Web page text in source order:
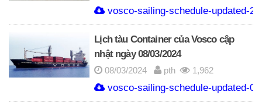
vosco-sailing-schedule-updated-
Lịch tàu Container của Vosco cập
nhật ngày 08/03/2024
08/03/2024 pth 1,962
vosco-sailing-schedule-updated-